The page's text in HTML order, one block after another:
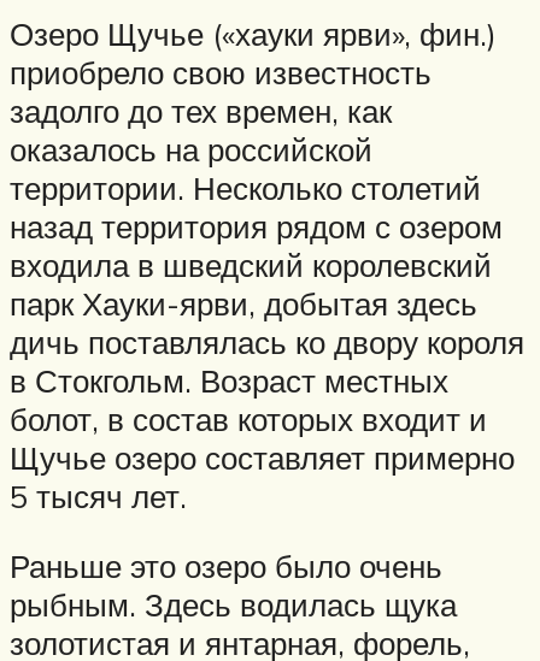
Озеро Щучье («хауки ярви», фин.)
приобрело свою известность
задолго до тех времен, как
оказалось на российской
территории. Несколько столетий
назад территория рядом с озером
входила в шведский королевский
парк Хауки-ярви, добытая здесь
дичь поставлялась ко двору короля
в Стокгольм. Возраст местных
болот, в состав которых входит и
Щучье озеро составляет примерно
5 тысяч лет.
Раньше это озеро было очень
рыбным. Здесь водилась щука
золотистая и янтарная, форель,